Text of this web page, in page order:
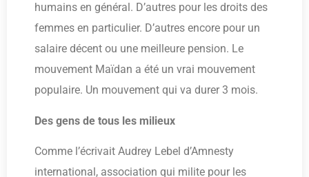
humains en général. D’autres pour les droits des
femmes en particulier. D’autres encore pour un
salaire décent ou une meilleure pension. Le
mouvement Maïdan a été un vrai mouvement
populaire. Un mouvement qui va durer 3 mois.
Des gens de tous les milieux
Comme l’écrivait Audrey Lebel d’Amnesty
international, association qui milite pour les